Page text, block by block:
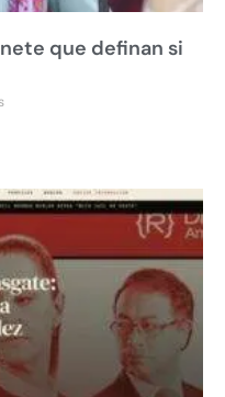
que definan si